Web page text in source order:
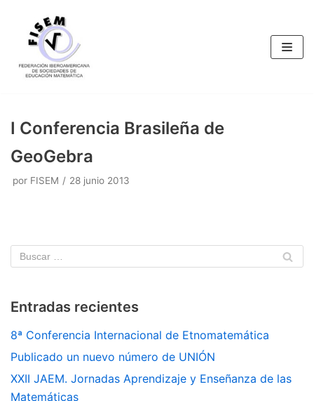
Saltar
contenido
I Conferencia Brasileña de
GeoGebra
por FISEM 28 junio 2013
Entradas recientes
8ª Conferencia Internacional de Etnomatemática
Publicado un nuevo número de UNIÓN
XXII JAEM. Jornadas Aprendizaje y Enseñanza de las
Matemáticas